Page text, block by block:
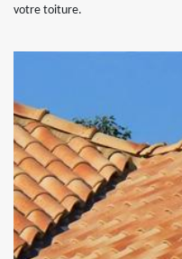
votre toiture.